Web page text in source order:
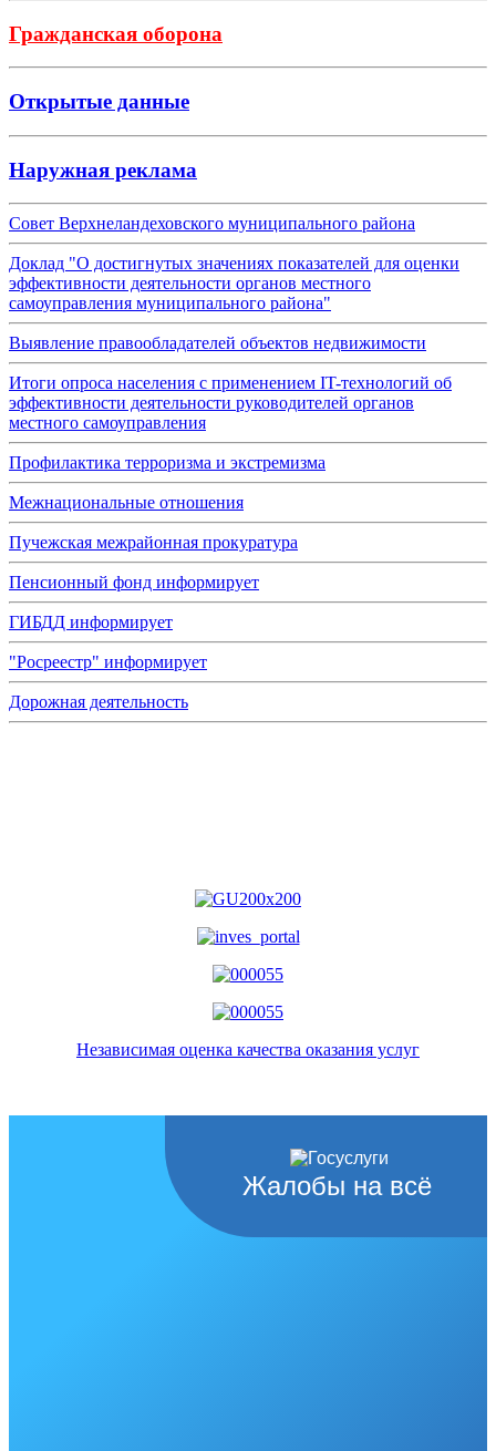
Гражданская оборона
Открытые данные
Наружная реклама
Совет Верхнеландеховского муниципального района
Доклад "О достигнутых значениях показателей для оценки
эффективности деятельности органов местного
самоуправления муниципального района"
Выявление правообладателей объектов недвижимости
Итоги опроса населения с применением IT-технологий об
эффективности деятельности руководителей органов
местного самоуправления
Профилактика терроризма и экстремизма
Межнациональные отношения
Пучежская межрайонная прокуратура
Пенсионный фонд информирует
ГИБДД информирует
"Росреестр" информирует
Дорожная деятельность
Независимая оценка качества оказания услуг
Жалобы на всё